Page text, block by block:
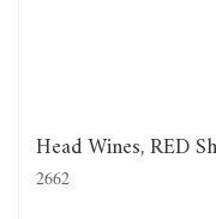
Head Wines, RED
2662